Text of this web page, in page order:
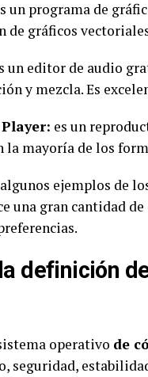
un programa de
de gráficos
un editor de audio
y mezcla. Es
es un
la mayoría de los
ejemplos de
una gran cantidad
definición
operativo de
seguridad,